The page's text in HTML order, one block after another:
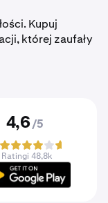
Kupuj
której zaufały
4,6 /5
Ratingi 48,8k